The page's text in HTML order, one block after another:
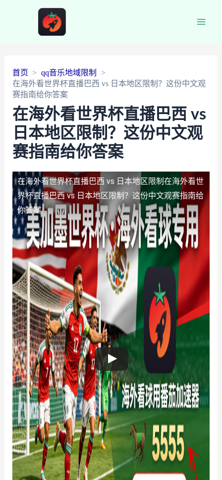
首页
qq音乐地域限制
在海外看世界杯直播巴西 vs 日本地区限制？这份中文观
赛指南给你答案
在海外看世界杯直播巴西 vs
日本地区限制？这份中文观
赛指南给你答案
在海外看世界杯直播巴西 vs 日本地区限制 在海外看世
界杯直播巴西 vs 日本地区限制？这份中文观赛指南给
你答案